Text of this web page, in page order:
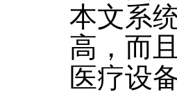
本文系
高，而
医疗设